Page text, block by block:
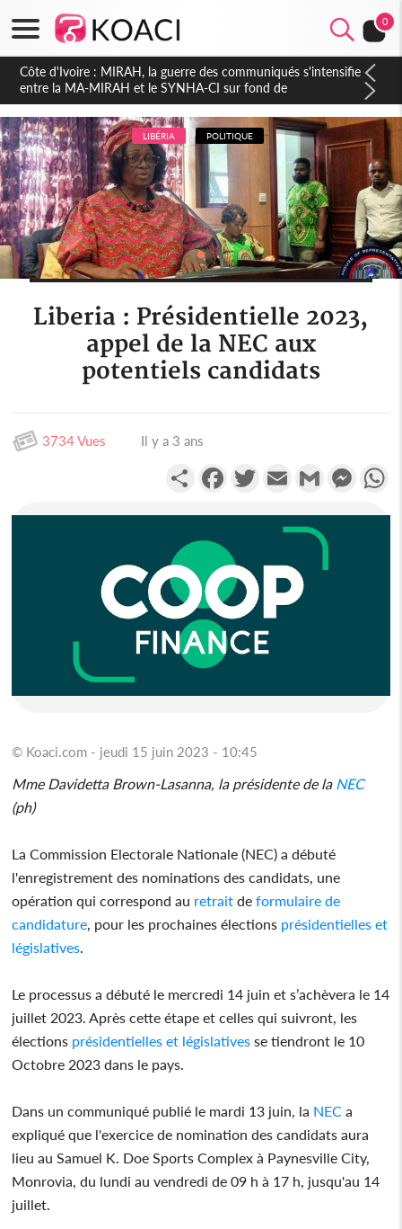
0
Côte d'Ivoire : Indépendance 2026, Thiam plaide pour un
environnement démocratique plus apaisé
LIBÉRIA POLITIQUE
Liberia : Présidentielle 2023,
appel de la NEC aux
potentiels candidats
3734 Vues Il y a 3 ans
PartagerFacebookTwitterEmail Gmail
© Koaci.com - jeudi 15 juin 2023 - 10:45
Mme Davidetta Brown-Lasanna, la présidente de laNEC
(ph)
La Commission Electorale Nationale (NEC) a débuté
l'enregistrement des nominations des candidats, une
opération qui correspond au retrait de formulaire de
candidature , pour les prochaines élections présidentielles et
législatives
Le processus a débuté le mercredi 14 juin et s’achèvera le 14
juillet 2023. Après cette étape et celles qui suivront, les
élections présidentielles et législatives se tiendront le 10
Octobre 2023 dans le pays.
Dans un communiqué publié le mardi 13 juin, la NEC a
expliqué que l'exercice de nomination des candidats aura
lieu au Samuel K. Doe Sports Complex à Paynesville City,
Monrovia, du lundi au vendredi de 09 h à 17 h, jusqu'au 14
juillet.